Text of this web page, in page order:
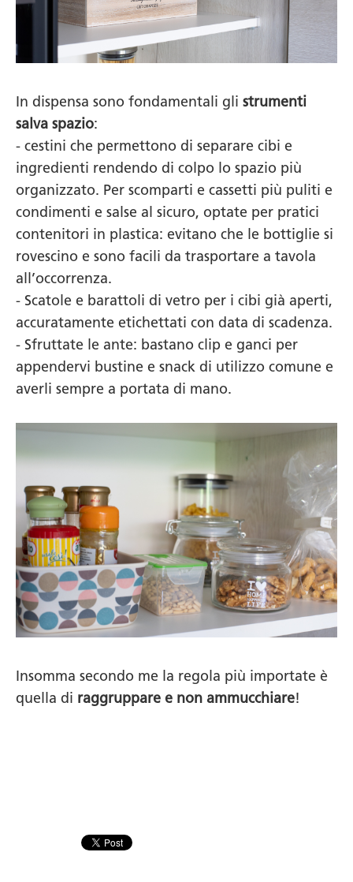
In dispensa sono fondamentali gli strumenti
salva spazio:
- cestini che permettono di separare cibi e
ingredienti rendendo di colpo lo spazio più
organizzato. Per scomparti e cassetti più puliti e
condimenti e salse al sicuro, optate per pratici
contenitori in plastica: evitano che le bottiglie si
rovescino e sono facili da trasportare a tavola
all’occorrenza.
- Scatole e barattoli di vetro per i cibi già aperti,
accuratamente etichettati con data di scadenza.
- Sfruttate le ante: bastano clip e ganci per
appendervi bustine e snack di utilizzo comune e
averli sempre a portata di mano.
Insomma secondo me la regola più importate è
quella di raggruppare e non ammucchiare!